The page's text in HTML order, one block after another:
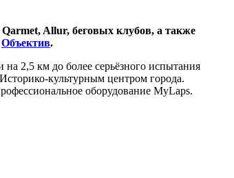
Allur, беговых клубов, а также
Объектив.
2,5 км до более серьёзного испытания
культурным центром города.
оборудование MyLaps.